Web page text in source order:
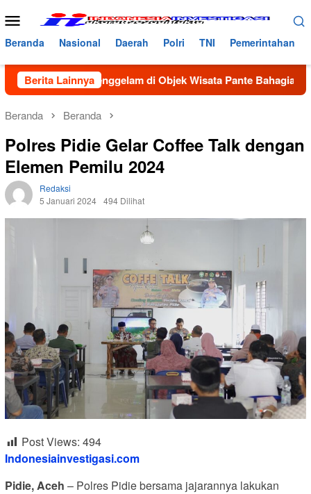
ke
konten
Menu
Mobile
Beranda Nasional Daerah Polri TNI Pemerintahan
Berita Lainnya
Tenggelam di Objek Wisata Pante Bahagia Aceh Utara
Beranda Beranda
Polres Pidie Gelar Coffee Talk dengan
Elemen Pemilu 2024
Redaksi
5 Januari 2024 494 Dilihat
Post Views: 494
Indonesiainvestigasi.com
Pidie, Aceh – Polres Pidie bersama jajarannya lakukan